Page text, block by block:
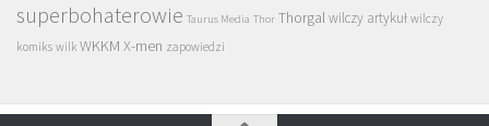
superbohaterowie Taurus Media Thor Thorgalwilczy artykuł wilczy
komiks wilk WKKM X-men zapowiedzi